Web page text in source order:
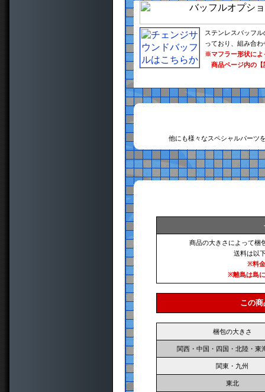
ステンレスバッフ
っており、組み合
※マフラー形状によ
商品ページ内の【
他にも様々なスペシャルパーツ
商品の大きさによって梱
送料は以
※料
※離島は島
この
梱包の大きさ
関西・中国・四国・北陸・東
関東・九州
東北